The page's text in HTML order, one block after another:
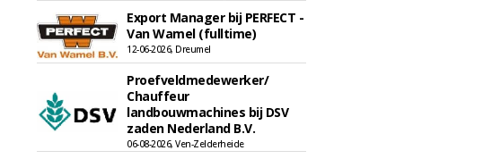
Export Manager bij PERFECT -
Van Wamel (fulltime)
12-06-2026, Dreumel
Proefveldmedewerker/
Chauffeur
landbouwmachines bij DSV
zaden Nederland B.V.
06-08-2026, Ven-Zelderheide